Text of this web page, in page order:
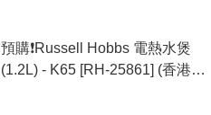
預購❗️Russell Hobbs 電熱水煲
(1.2L) - K65 [RH-25861] (香港行